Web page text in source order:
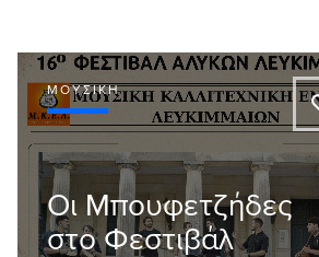
ΜΟΥΣΙΚΉ
Οι Μπουφετζήδες
στο Φεστιβάλ